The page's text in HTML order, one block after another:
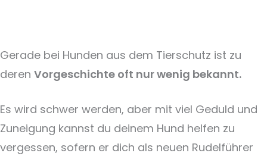
Gerade bei Hunden aus dem Tierschutz ist zu
deren Vorgeschichte oft nur wenig bekannt.
Es wird schwer werden, aber mit viel Geduld und
Zuneigung kannst du deinem Hund helfen zu
vergessen, sofern er dich als neuen Rudelführer